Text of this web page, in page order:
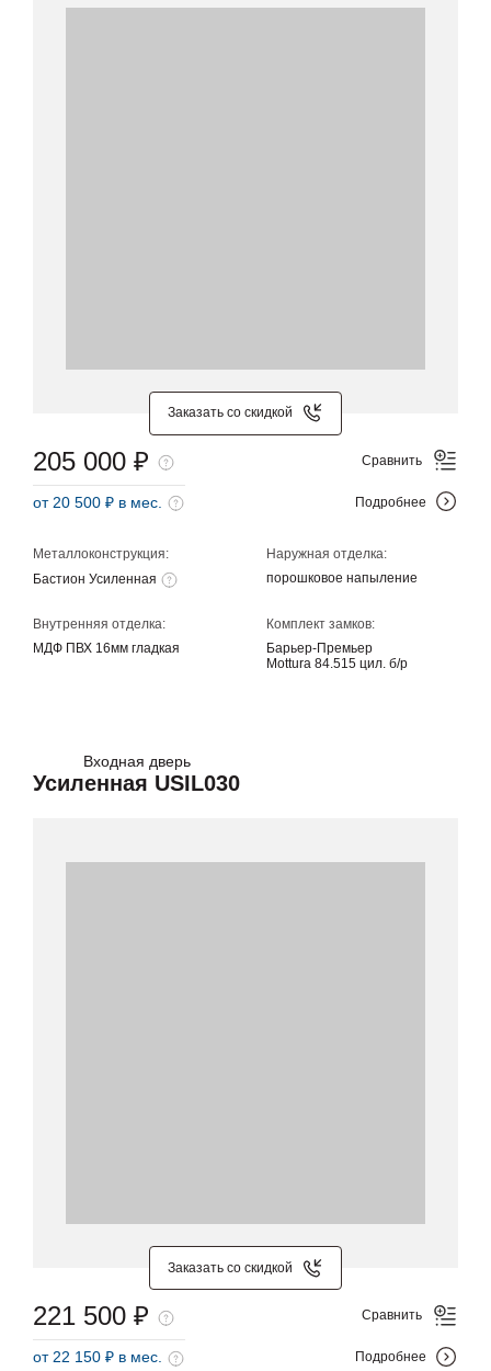
Заказать со скидкой
Металлоконструкция:
Бастион Усиленная
Наружная отделка:
порошковое напыление
Внутренняя отделка:
МДФ ПВХ 16мм гладкая
Комплект замков:
Барьер-Премьер
Mottura 84.515 цил. б/р
205 000 ₽
от 20 500 ₽ в мес.
Сравнить
Подробнее
Входная дверь
Усиленная USIL030
Заказать со скидкой
221 500 ₽
от 22 150 ₽ в мес.
Сравнить
Подробнее